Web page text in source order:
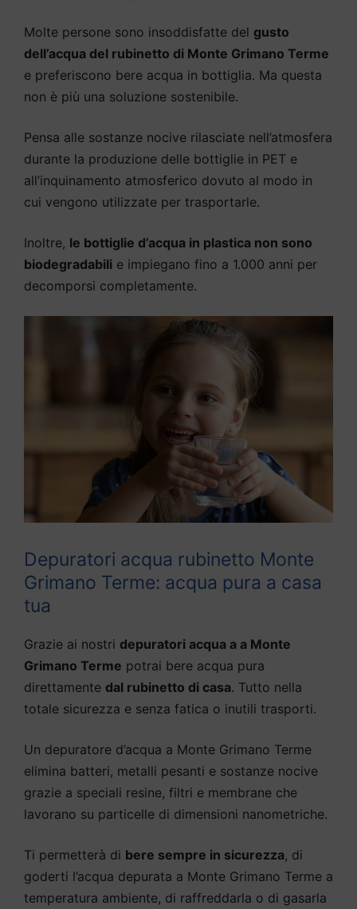
Molte persone sono insoddisfatte del gusto
dell’acqua del rubinetto di Monte Grimano Terme
e preferiscono bere acqua in bottiglia. Ma questa
non è più una soluzione sostenibile.
Pensa alle sostanze nocive rilasciate nell’atmosfera
durante la produzione delle bottiglie in PET e
all’inquinamento atmosferico dovuto al modo in
cui vengono utilizzate per trasportarle.
Inoltre, le bottiglie d’acqua in plastica non sono
biodegradabili e impiegano fino a 1.000 anni per
decomporsi completamente.
Depuratori acqua rubinetto Monte
Grimano Terme: acqua pura a casa
tua
Grazie ai nostri depuratori acqua a a Monte
Grimano Terme potrai bere acqua pura
direttamente dal rubinetto di casa. Tutto nella
totale sicurezza e senza fatica o inutili trasporti.
Un depuratore d’acqua a Monte Grimano Terme
elimina batteri, metalli pesanti e sostanze nocive
grazie a speciali resine, filtri e membrane che
lavorano su particelle di dimensioni nanometriche.
Ti permetterà di bere sempre in sicurezza, di
goderti l’acqua depurata a Monte Grimano Terme a
temperatura ambiente, di raffreddarla o di gasarla